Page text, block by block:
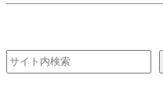
検索